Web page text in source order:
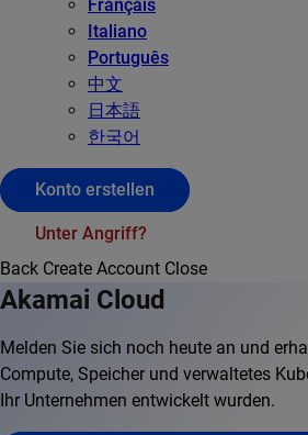
Français
Italiano
Português
中文
日本語
한국어
Konto erstellen
Unter Angriff?
Back Create Account Close
Akamai Cloud
Melden Sie sich noch heute an und
Compute, Speicher und verwaltetes
Ihr Unternehmen entwickelt wurden.